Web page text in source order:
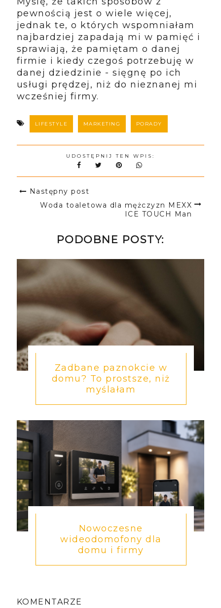
pewnością jest o wiele więcej,
jednak te, o których wspomniałam
najbardziej zapadają mi w pamięć i
sprawiają, że pamiętam o danej
firmie i kiedy czegoś potrzebuję w
danej dziedzinie - sięgnę po ich
usługi prędzej, niż do nieznanej mi
wcześniej firmy.
LIFESTYLE MARKETING PORADY
UDOSTĘPNIJ TEN WPIS:
Następny post
Woda toaletowa dla mężczyzn MEXX
ICE TOUCH Man
PODOBNE POSTY:
Zadbane paznokcie w
domu? To prostsze, niż
myślałam
Nowoczesne
wideodomofony dla
domu i firmy
KOMENTARZE